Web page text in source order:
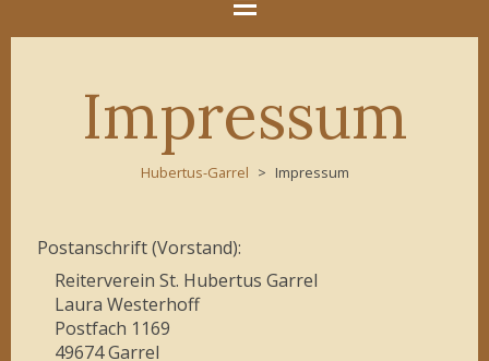
Impressum
Hubertus-Garrel Impressum
Postanschrift (Vorstand):
Reiterverein St. Hubertus Garrel
Laura Westerhoff
Postfach 1169
49674 Garrel